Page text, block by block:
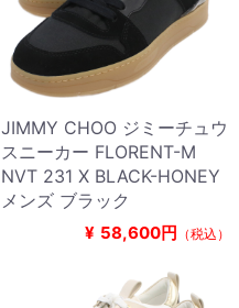
JIMMY CHOO ジミーチュウ
スニーカー FLORENT-M
NVT 231 X BLACK-HONEY
メンズ ブラック
¥ 58,600円 （税込）